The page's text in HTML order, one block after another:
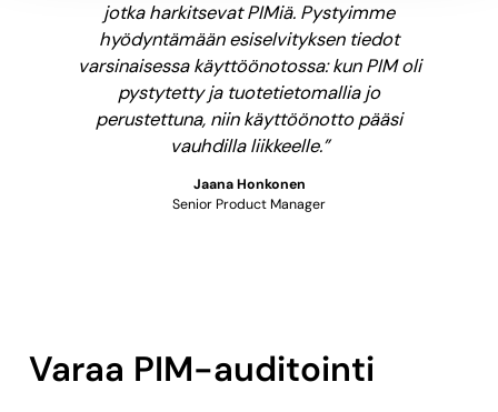
jotka harkitsevat PIMiä. Pystyimme
hyödyntämään esiselvityksen tiedot
varsinaisessa käyttöönotossa: kun PIM oli
pystytetty ja tuotetietomallia jo
perustettuna, niin käyttöönotto pääsi
vauhdilla liikkeelle.”
Jaana Honkonen
Senior Product Manager
Varaa PIM-auditointi